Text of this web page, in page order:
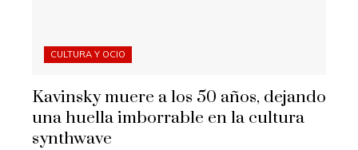
CULTURA Y OCIO
Kavinsky muere a los 50 años, dejando
una huella imborrable en la cultura
synthwave